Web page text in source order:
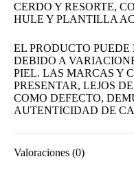
CERDO Y RESORTE,
HULE Y PLANTILLA
EL PRODUCTO
DEBIDO A
PIEL. LAS MARCAS Y
PRESENTAR, LEJOS
COMO DEFECTO,
AUTENTICIDAD DE
Valoraciones (0)